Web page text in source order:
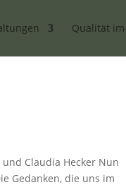
Qualität im
Claudia Hecker Nun
Gedanken, die uns im